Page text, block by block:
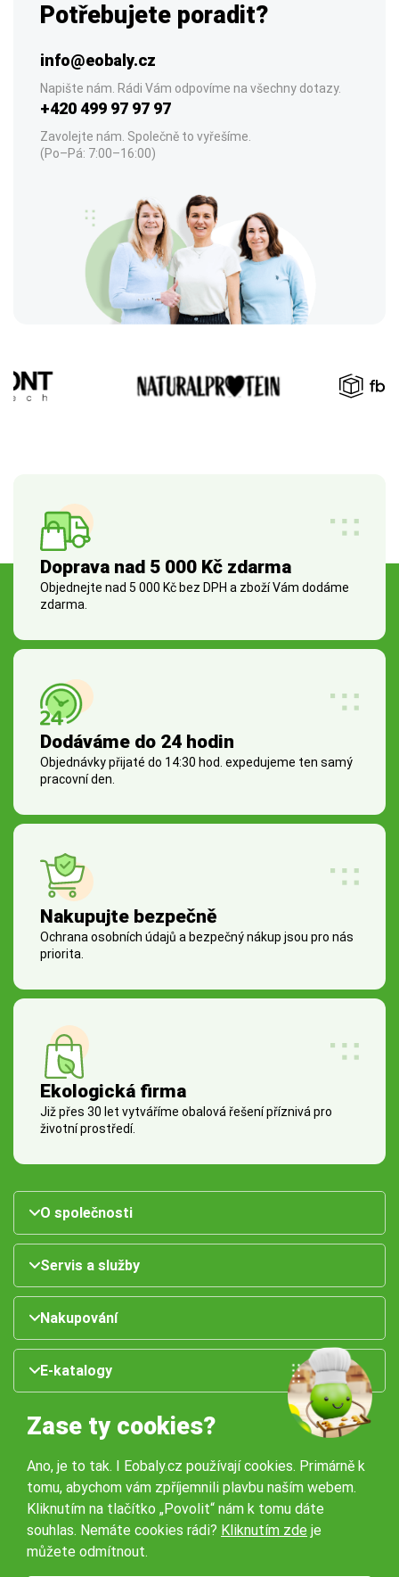
Potřebujete poradit?
info@eobaly.cz
Napište nám. Rádi Vám odpovíme na všechny dotazy.
+420 499 97 97 97
Zavolejte nám. Společně to vyřešíme.
(Po–Pá: 7:00–16:00)
Doprava nad 5 000 Kč zdarma
Objednejte nad 5 000 Kč bez DPH a zboží Vám dodáme
zdarma.
Dodáváme do 24 hodin
Objednávky přijaté do 14:30 hod. expedujeme ten samý
pracovní den.
Nakupujte bezpečně
Ochrana osobních údajů a bezpečný nákup jsou pro nás
priorita.
Ekologická firma
Již přes 30 let vytváříme obalová řešení příznivá pro
životní prostředí.
O společnosti
Servis a služby
Nakupování
E-katalogy
Naše pobočky:
Zase ty cookies?
Ano, je to tak. I Eobaly.cz používají cookies. Primárně k
tomu, abychom vám zpříjemnili plavbu naším webem.
Kliknutím na tlačítko „Povolit“ nám k tomu dáte
souhlas. Nemáte cookies rádi? Kliknutím zde je
můžete odmítnout.